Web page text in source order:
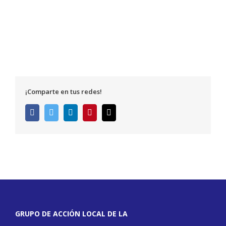
¡Comparte en tus redes!
FacebookTwitter LinkedInPinterest
electrónico
GRUPO DE ACCIÓN LOCAL DE LA